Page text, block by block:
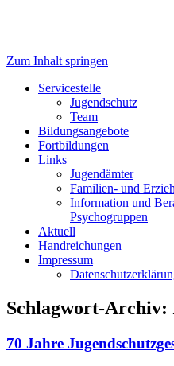
Servicestelle
Jugendschutz
Zum Inhalt springen
Servicestelle
Jugendschutz
Team
Bildungsangebote
Fortbildungen
Links
Jugendämter
Familien- und
Information und
Psychogruppen
Aktuell
Handreichungen
Impressum
Schlagwort-Archiv:
70 Jahre